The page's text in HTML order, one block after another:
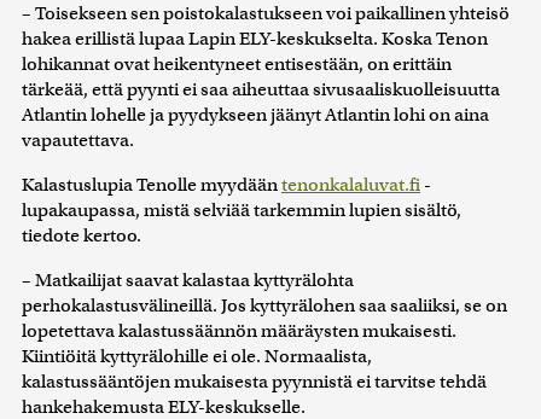
– Toisekseen sen poistokalastukseen voi paikallinen yhteisö
hakea erillistä lupaa Lapin ELY-keskukselta. Koska Tenon
lohikannat ovat heikentyneet entisestään, on erittäin
tärkeää, että pyynti ei saa aiheuttaa sivusaaliskuolleisuutta
Atlantin lohelle ja pyydykseen jäänyt Atlantin lohi on aina
vapautettava.
Kalastuslupia Tenolle myydääntenonkalaluvat.fi -
lupakaupassa, mistä selviää tarkemmin lupien sisältö,
tiedote kertoo.
– Matkailijat saavat kalastaa kyttyrälohta
perhokalastusvälineillä. Jos kyttyrälohen saa saaliiksi, se on
lopetettava kalastussäännön määräysten mukaisesti.
Kiintiöitä kyttyrälohille ei ole. Normaalista,
kalastussääntöjen mukaisesta pyynnistä ei tarvitse tehdä
hankehakemusta ELY-keskukselle.